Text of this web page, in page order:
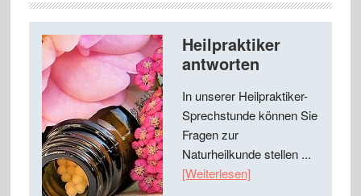
Heilpraktiker
antworten
In unserer Heilpraktiker-
Sprechstunde können Sie
Fragen zur
Naturheilkunde stellen ...
[Weiterlesen]